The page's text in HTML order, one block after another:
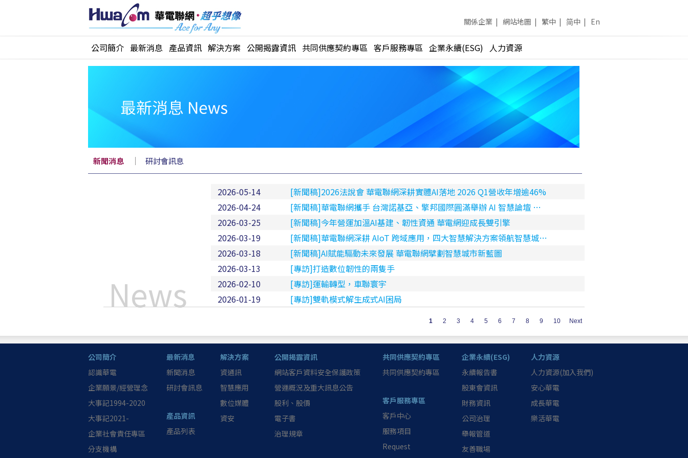
關係企業 | 網站地圖 | 繁中 | 简中 | En
公司簡介 最新消息 產品資訊 解決方案 公開揭露資訊 共同供應契約專區 客戶服務專區 企業永續(ESG) 人力資源
新聞消息 ｜ 研討會訊息
News
2026-05-14
[新聞稿]2026法說會 華電聯網深耕實體AI落地 2026 Q1營收年增逾46%
2026-04-24
[新聞稿]華電聯網攜手 台灣諾基亞、擎邦國際圓滿舉辦 AI 智慧論壇 …
2026-03-25
[新聞稿]今年營運加溫AI基建、韌性資通 華電網迎成長雙引擎
2026-03-19
[新聞稿]華電聯網深耕 AIoT 跨域應用，四大智慧解決方案領航智慧城…
2026-03-18
[新聞稿]AI賦能驅動未來發展 華電聯網擘劃智慧城市新藍圖
2026-03-13
[專訪]打造數位韌性的兩隻手
2026-02-10
[專訪]運輸轉型，車聯寰宇
2026-01-19
[專訪]雙軌模式解生成式AI困局
1 2 3 4 5 6 7 8 9 10 Next
公司簡介
認識華電
企業願景/經營理念
大事記1994-2020
大事記2021-
企業社會責任專區
分支機構
最新消息
新聞消息
研討會訊息
產品資訊
產品列表
解決方案
資通訊
智慧應用
數位媒體
資安
公開揭露資訊
網站客戶資料安全保護政策
營運概況及重大訊息公告
股利、股價
電子書
治理規章
共同供應契約專區
共同供應契約專區
客戶服務專區
客戶中心
服務項目
Request
企業永續(ESG)
永續報告書
股東會資訊
財務資訊
公司治理
舉報管道
友善職場
人力資源
人力資源(加入我們)
安心華電
成長華電
樂活華電